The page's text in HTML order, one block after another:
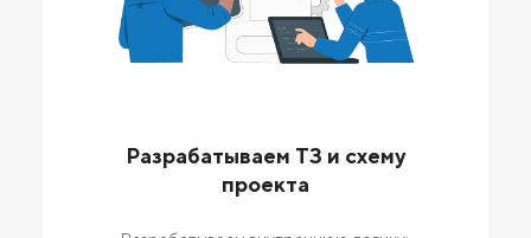
Разрабатываем ТЗ и схему
проекта